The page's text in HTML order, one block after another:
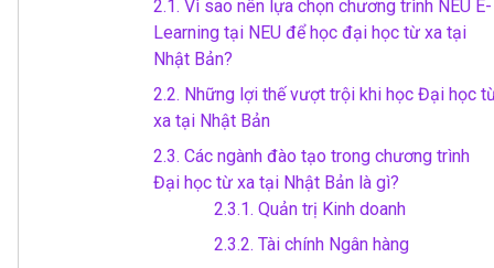
2.1. Vì sao nên lựa chọn chương trình NEU E-
Learning tại NEU để học đại học từ xa tại
Nhật Bản?
2.2. Những lợi thế vượt trội khi học Đại học
xa tại Nhật Bản
2.3. Các ngành đào tạo trong chương trình
Đại học từ xa tại Nhật Bản là gì?
2.3.1. Quản trị Kinh doanh
2.3.2. Tài chính Ngân hàng